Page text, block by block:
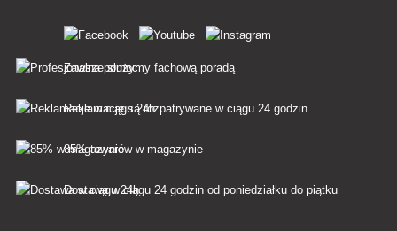
Zawsze służymy fachową poradą
Reklamacje są rozpatrywane w ciągu 24 godzin
85% towarów w magazynie
Dostawa w ciągu 24 godzin od poniedziałku do piątku